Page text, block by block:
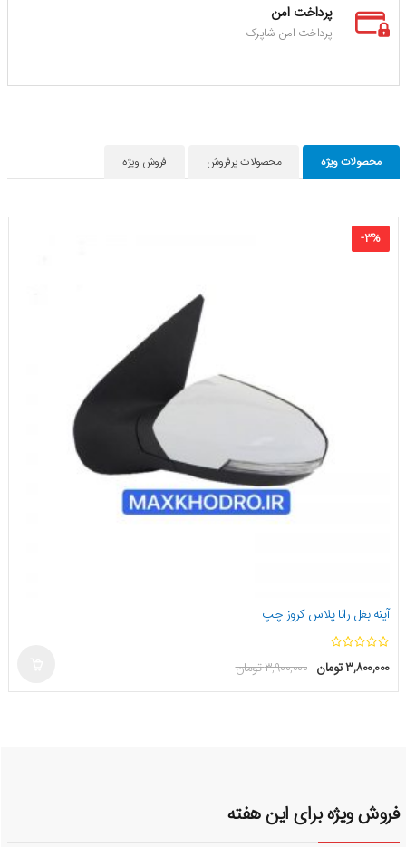
پرداخت امن
پرداخت امن شاپرک
محصولات ویژه محصولات پرفروش فروش ویژه
-۳%
آینه بغل رانا پلاس کروز چپ
۳,۹۰۰,۰۰۰تومان ۳,۸۰۰,۰۰۰تومان
فروش ویژه برای این هفته